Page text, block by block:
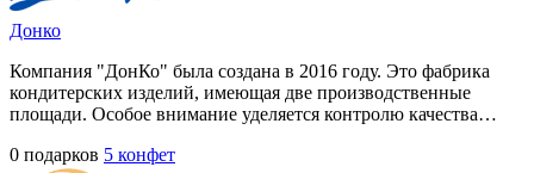
Донко
Компания "ДонКо" была создана в 2016 году. Это фабрика
кондитерских изделий, имеющая две производственные
площади. Особое внимание уделяется контролю качества…
0 подарков 5 конфет